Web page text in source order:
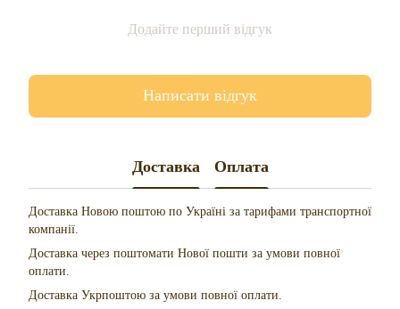
Додайте перший відгук
Написати відгук
Доставка Оплата
Доставка Новою поштою по Україні за тарифами транспортної
компанії.
Доставка через поштомати Нової пошти за умови повної
оплати.
Доставка Укрпоштою за умови повної оплати.